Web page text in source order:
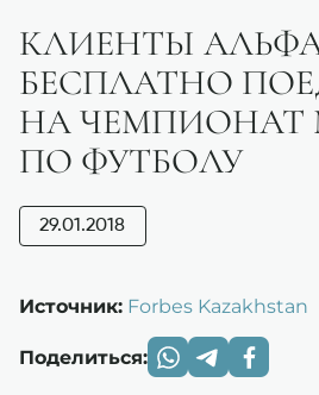
КЛИЕНТЫ
БЕСПЛАТНО
НА ЧЕМПИОНАТ
ПО ФУТБОЛУ
29.01.2018
Источник: Forbes Kazakhstan
Поделиться: